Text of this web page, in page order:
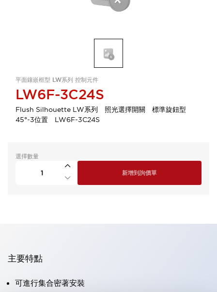
平面鑲嵌框型 LW系列 控制元件
LW6F-3C24S
Flush Silhouette LW系列 照光選擇開關 標準旋鈕型
45°-3位置 LW6F-3C24S
選擇數量
新增到詢價單
主要特點
可進行集合密著安裝